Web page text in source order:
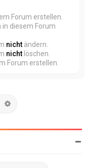
Forum erstellen.
diesem Forum
nicht ändern.
nicht löschen.
Forum erstellen.